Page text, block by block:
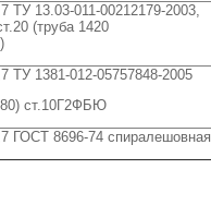
ТУ 13.03-011-00212179-2003,
(труба 1420
ТУ 1381-012-05757848-2005
ст.10Г2ФБЮ
ГОСТ 8696-74 спиралешовная